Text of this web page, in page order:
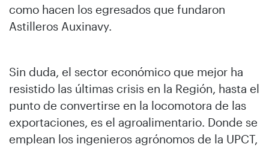
como hacen los egresados que fundaron
Astilleros Auxinavy.
Sin duda, el sector económico que mejor ha
resistido las últimas crisis en la Región, hasta el
punto de convertirse en la locomotora de las
exportaciones, es el agroalimentario. Donde se
emplean los ingenieros agrónomos de la UPCT,